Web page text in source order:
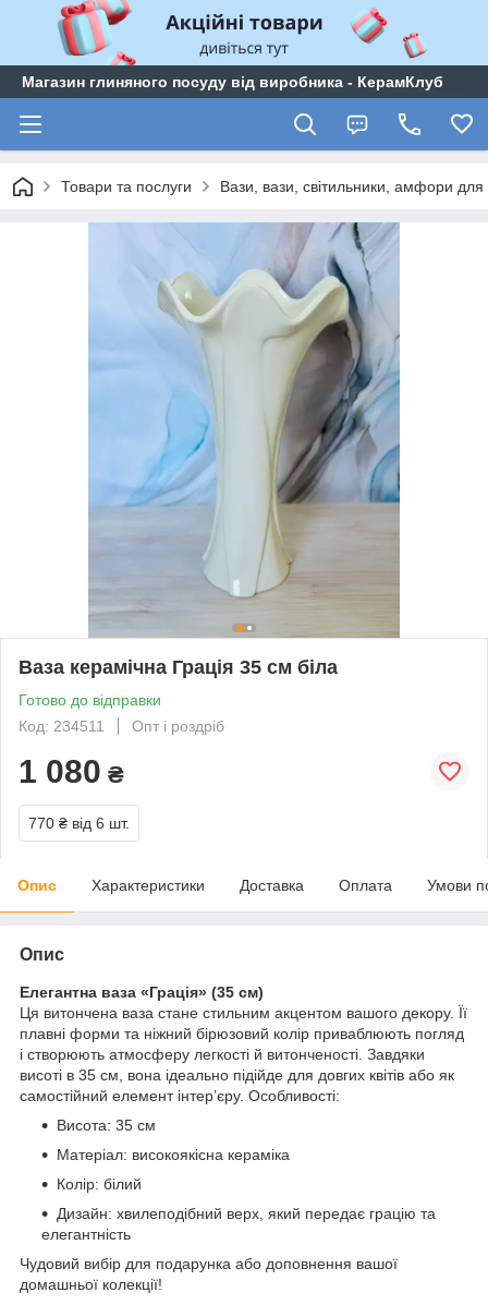
Магазин глиняного посуду від виробника - КерамКлуб
Товари та послуги Вази, вази, світильники, амфори для
Ваза керамічна Грація 35 см біла
Готово до відправки
Код: 234511
Опт і роздріб
1 080 ₴
770 ₴ від 6 шт.
Опис Характеристики Доставка Оплата Умови
Опис
Елегантна ваза «Грація» (35 см)
Ця витончена ваза стане стильним акцентом вашого декору. Її
плавні форми та ніжний бірюзовий колір приваблюють погляд
і створюють атмосферу легкості й витонченості. Завдяки
висоті в 35 см, вона ідеально підійде для довгих квітів або як
самостійний елемент інтер’єру. Особливості:
Висота: 35 см
Матеріал: високоякісна кераміка
Колір: білий
Дизайн: хвилеподібний верх, який передає грацію та
елегантність
Чудовий вибір для подарунка або доповнення вашої
домашньої колекції!